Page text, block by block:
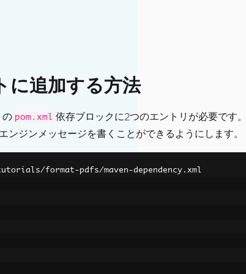
追加する方法
の pom.xml 依存ブロックに2つのエントリが必要です
ジンメッセージを書くことができるようにします。
format-pdfs/maven-dependency.xml